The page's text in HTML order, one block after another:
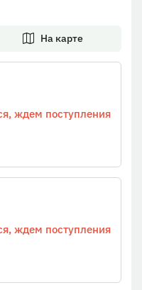
На карте
ждем поступления
ждем поступления